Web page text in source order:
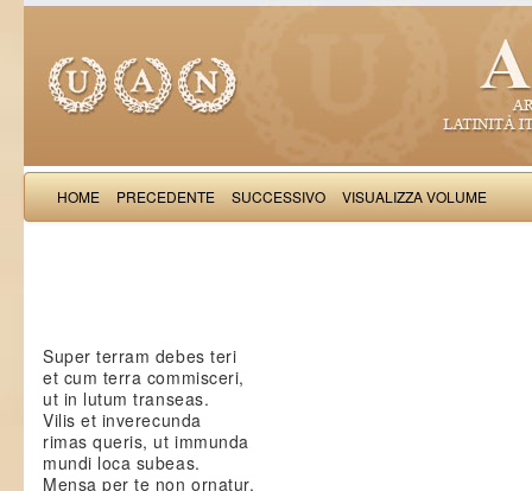
HOME PRECEDENTE SUCCESSIVO VISUALIZZA VOLUME
Super terram debes teri
et cum terra commisceri,
ut in lutum transeas.
Vilis et inverecunda
rimas queris, ut immunda
mundi loca subeas.
Mensa per te non ornatur,